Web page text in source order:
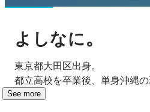
よしなに。
東京都大田区出身。
都立高校を卒業後、単身沖縄の
See more